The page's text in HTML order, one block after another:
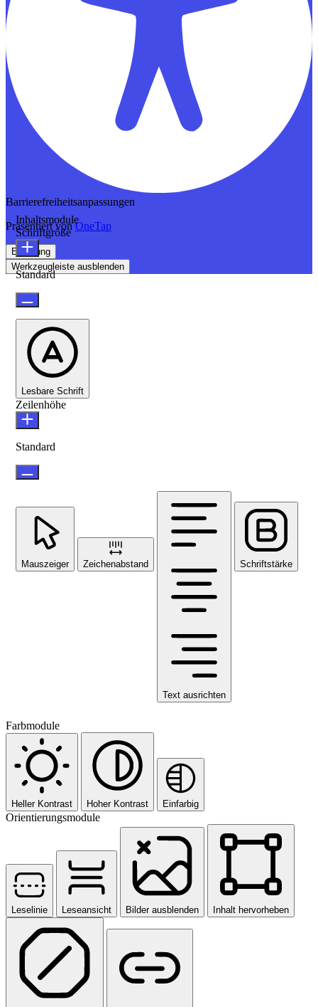
Barrierefreiheitsanpassungen
Präsentiert vonOneTap
Erklärung
Werkzeugleiste ausblenden
Inhaltsmodule
Schriftgröße
Standard
Lesbare Schrift
Zeilenhöhe
Standard
Mauszeiger Zeichenabstand
Text ausrichten
Schriftstärke
Farbmodule
Heller Kontrast Hoher Kontrast Einfarbig
Orientierungsmodule
Leselinie Leseansicht Bilder ausblenden Inhalt hervorheben